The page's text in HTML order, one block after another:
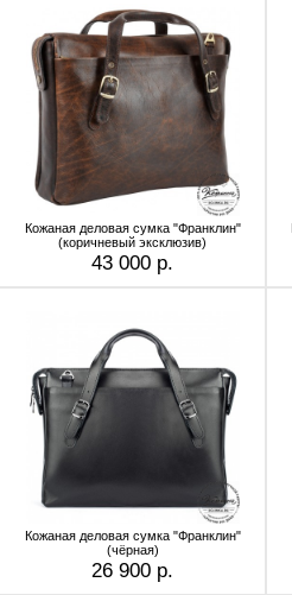
Кожаная деловая сумка "Франклин"
(коричневый эксклюзив)
43 000 р.
Кожаная деловая сумка "Франклин"
(чёрная)
26 900 р.